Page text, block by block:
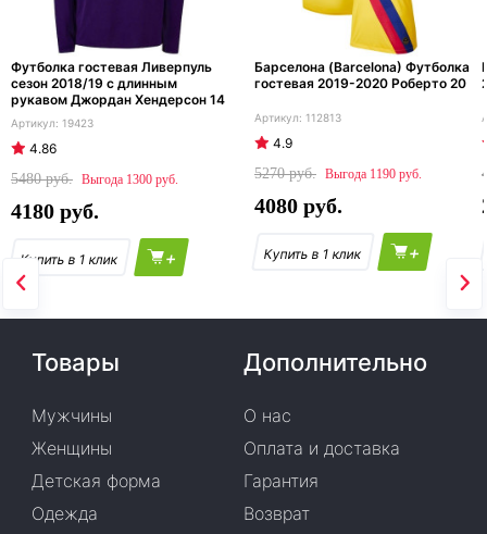
Футболка гостевая Ливерпуль
сезон 2018/19 с длинным
рукавом Джордан Хендерсон 14
19423
4.86
5480
1300
4180
+
Барселона (Barcelona) Футболка
гостевая 2019-2020 Роберто 20
112813
4.9
5270
1190
4080
+
Товары
Мужчины
Женщины
Детская форма
Одежда
Дополнительно
О нас
Оплата и доставка
Гарантия
Возврат